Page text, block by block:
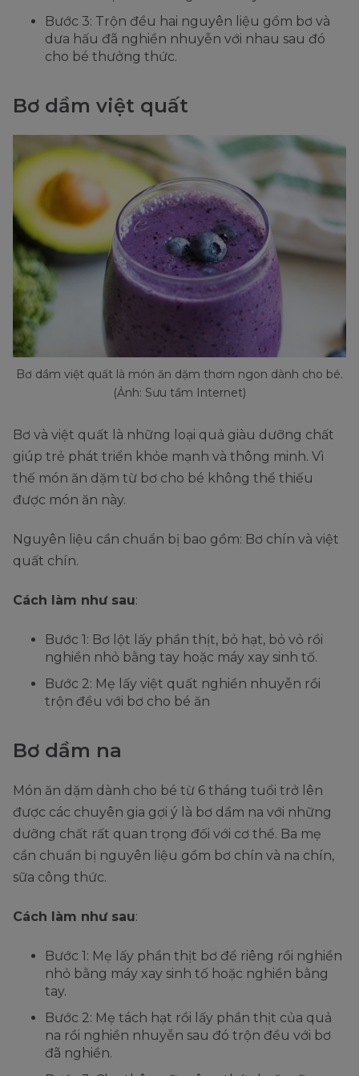
Bước 3: Trộn đều hai nguyên liệu gồm bơ và
dưa hấu đã nghiền nhuyễn với nhau sau đó
cho bé thưởng thức.
Bơ dầm việt quất
Bơ dầm việt quất là món ăn dặm thơm ngon dành cho bé.
(Ảnh: Sưu tầm Internet)
Bơ và việt quất là những loại quả giàu dưỡng chất
giúp trẻ phát triển khỏe mạnh và thông minh. Vì
thế món ăn dặm từ bơ cho bé không thể thiếu
được món ăn này.
Nguyên liệu cần chuẩn bị bao gồm: Bơ chín và việt
quất chín.
Cách làm như sau:
Bước 1: Bơ lột lấy phần thịt, bỏ hạt, bỏ vỏ rồi
nghiền nhỏ bằng tay hoặc máy xay sinh tố.
Bước 2: Mẹ lấy việt quất nghiền nhuyễn rồi
trộn đều với bơ cho bé ăn
Bơ dầm na
Món ăn dặm dành cho bé từ 6 tháng tuổi trở lên
được các chuyên gia gợi ý là bơ dầm na với những
dưỡng chất rất quan trọng đối với cơ thể. Ba mẹ
cần chuẩn bị nguyên liệu gồm bơ chín và na chín,
sữa công thức.
Cách làm như sau:
Bước 1: Mẹ lấy phần thịt bơ để riêng rồi nghiền
nhỏ bằng máy xay sinh tố hoặc nghiền bằng
tay.
Bước 2: Mẹ tách hạt rồi lấy phần thịt của quả
na rồi nghiền nhuyễn sau đó trộn đều với bơ
đã nghiền.